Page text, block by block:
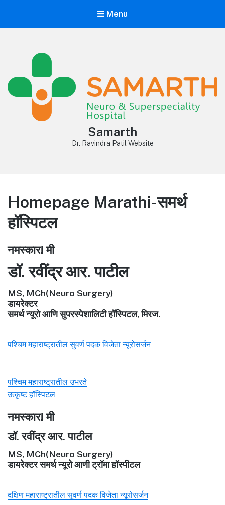
Menu
Samarth
Dr. Ravindra Patil Website
Homepage Marathi-समर्थ
हॉस्पिटल
नमस्कार! मी
डॉ. रवींद्र आर. पाटील
MS, MCh(Neuro Surgery)
डायरेक्टर
समर्थ न्यूरो आणि सुपरस्पेशालिटी हॉस्पिटल, मिरज.
पश्चिम महाराष्ट्रातील सुवर्ण पदक विजेता न्यूरोसर्जन
पश्चिम महाराष्ट्रातील उभरते
उत्कृष्ट हॉस्पिटल
नमस्कार! मी
डॉ. रवींद्र आर. पाटील
MS, MCh(Neuro Surgery)
डायरेक्टर समर्थ न्यूरो आणी ट्रॉमा हॉस्पीटल
दक्षिण महाराष्ट्रातील सुवर्ण पदक विजेता न्यूरोसर्जन